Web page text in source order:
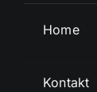
Home
Kontakt